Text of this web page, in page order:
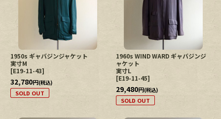
1950s ギャバジンジャケット
実寸M
[E19-11-43]
32,780円(税込)
SOLD OUT
1960s WIND WARD ギャバジンジ
ャケット
実寸L
[E19-11-45]
29,480円(税込)
SOLD OUT